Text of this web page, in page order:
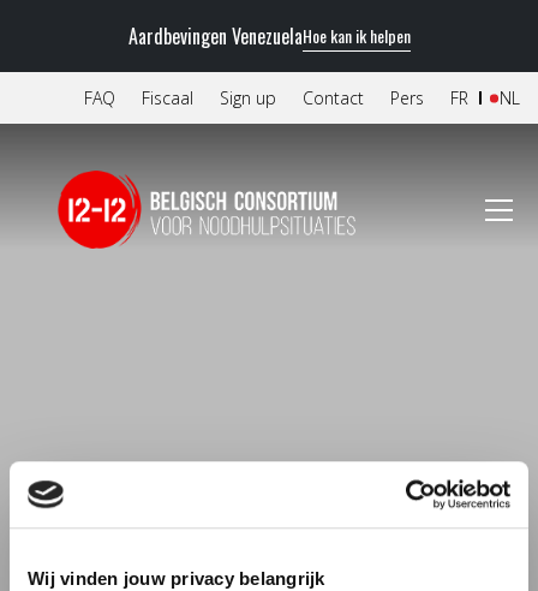
Wij vinden jouw privacy belangrijk
Aardbevingen VenezuelaHoe kan ik helpen
FAQ Fiscaal Sign up Contact Pers NL
FR